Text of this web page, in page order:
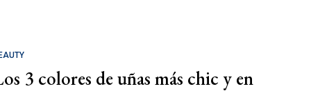
3 colores de uñas más chic y en